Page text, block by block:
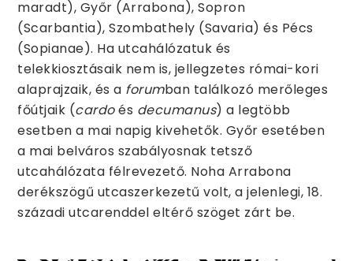
maradt), Győr (Arrabona), Sopron
(Scarbantia), Szombathely (Savaria) és Pécs
(Sopianae). Ha utcahálózatuk és
telekkiosztásaik nem is, jellegzetes római-kori
alaprajzaik, és a forumban találkozó merőleges
főútjaik (cardoés decumanus) a legtöbb
esetben a mai napig kivehetők. Győr esetében
a mai belváros szabályosnak tetsző
utcahálózata félrevezető. Noha Arrabona
derékszögű utcaszerkezetű volt, a jelenlegi, 18.
századi utcarenddel eltérő szöget zárt be.